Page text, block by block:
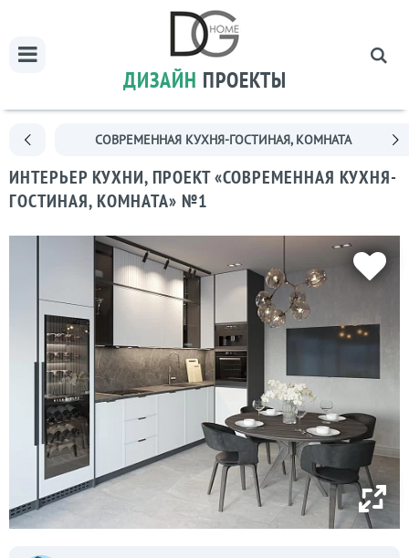
ДИЗАЙН ПРОЕКТЫ
СОВРЕМЕННАЯ КУХНЯ-ГОСТИНАЯ, КОМНАТА
ИНТЕРЬЕР КУХНИ, ПРОЕКТ «СОВРЕМЕННАЯ КУХНЯ-
ГОСТИНАЯ, КОМНАТА» №1